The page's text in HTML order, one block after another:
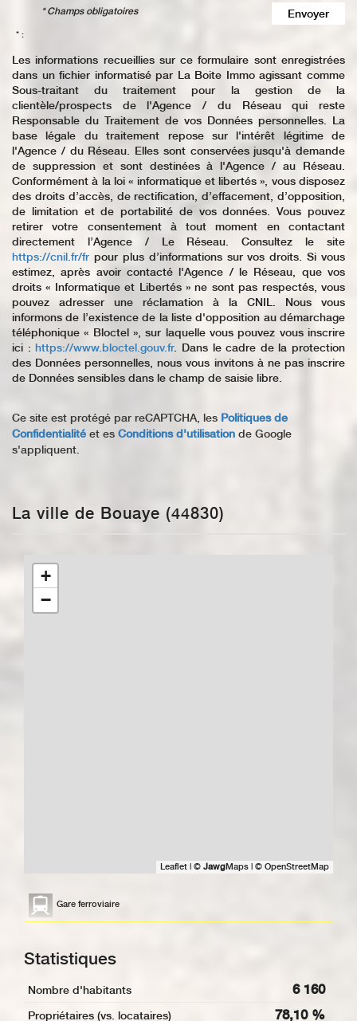
Envoyer
* Champs obligatoires
* :
Les informations recueillies sur ce formulaire sont enregistrées
dans un fichier informatisé par La Boite Immo agissant comme
Sous-traitant du traitement pour la gestion de la
clientèle/prospects de l'Agence / du Réseau qui reste
Responsable du Traitement de vos Données personnelles. La
base légale du traitement repose sur l'intérêt légitime de
l'Agence / du Réseau. Elles sont conservées jusqu'à demande
de suppression et sont destinées à l'Agence / au Réseau.
Conformément à la loi « informatique et libertés », vous disposez
des droits d’accès, de rectification, d’effacement, d’opposition,
de limitation et de portabilité de vos données. Vous pouvez
retirer votre consentement à tout moment en contactant
directement l’Agence / Le Réseau. Consultez le site
https://cnil.fr/fr pour plus d’informations sur vos droits. Si vous
estimez, après avoir contacté l'Agence / le Réseau, que vos
droits « Informatique et Libertés » ne sont pas respectés, vous
pouvez adresser une réclamation à la CNIL. Nous vous
informons de l’existence de la liste d'opposition au démarchage
téléphonique « Bloctel », sur laquelle vous pouvez vous inscrire
ici :https://www.bloctel.gouv.fr. Dans le cadre de la protection
des Données personnelles, nous vous invitons à ne pas inscrire
de Données sensibles dans le champ de saisie libre.
Ce site est protégé par reCAPTCHA, les Politiques de
Confidentialité et es Conditions d'utilisation de Google
s'appliquent.
La ville de Bouaye (44830)
+
−
Leaflet © JawgMaps © OpenStreetMap
Gare ferroviaire
Statistiques
Nombre d'habitants 6 160
Propriétaires (vs. locataires) 78,10 %